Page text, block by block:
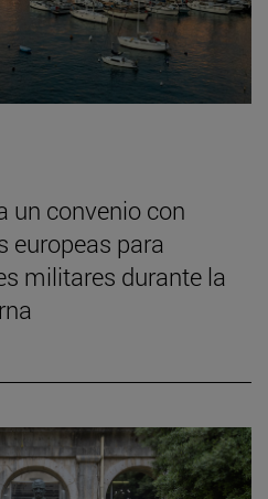
un convenio con
europeas para
militares durante la